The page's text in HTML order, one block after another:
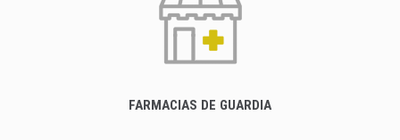
FARMACIAS DE GUARDIA